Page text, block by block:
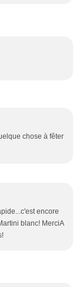
chose à fêter
encore
blanc! MerciA